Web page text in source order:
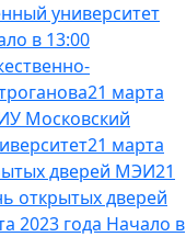
университет
в 13:00
21 марта
Московский
21 марта
дверей МЭИ21
открытых дверей
2023 года Начало в